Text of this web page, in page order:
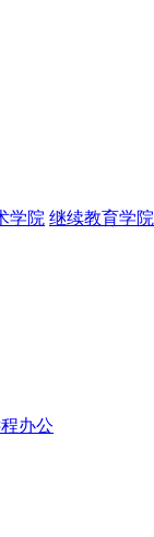
学院 继续教育学院
办公